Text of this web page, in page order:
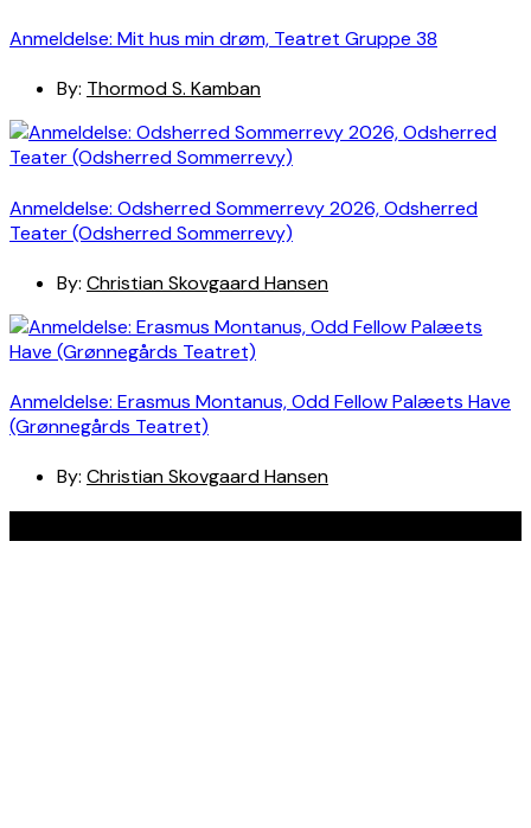
Anmeldelse: Mit hus min drøm, Teatret Gruppe 38
By: Thormod S. Kamban
Anmeldelse: Odsherred Sommerrevy 2026, Odsherred
Teater (Odsherred Sommerrevy)
By: Christian Skovgaard Hansen
Anmeldelse: Erasmus Montanus, Odd Fellow Palæets Have
(Grønnegårds Teatret)
By: Christian Skovgaard Hansen